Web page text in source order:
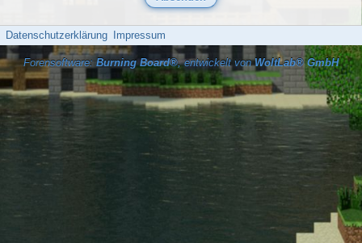
Datenschutzerklärung Impressum
Forensoftware: Burning Board®, entwickelt vonWoltLab® GmbH